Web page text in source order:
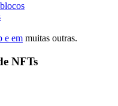
e em muitas outras.
NFTs